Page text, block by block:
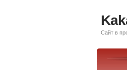
Сайт в